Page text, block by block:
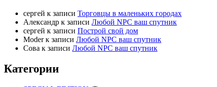
cергей к записи Торговцы в маленьких городах
Александр к записи Любой NPC ваш спутник
cергей к записи Построй свой дом
Moderк записи Любой NPC ваш спутник
Сова к записи Любой NPC ваш спутник
Категории